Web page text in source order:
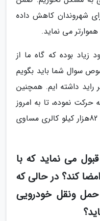
شهروندان کاهش داده
می نماید.
زیاد بوده که گاه ما از
سوال شما باید بگویم
راید داشته ایم. همچنین
نموده، تا به امروز
در تهران و طی یک سال گذشته، 82هزار کیلو کالری مساوی
می نماید که با
کند؟ در حالی که
ونقل خودرویی